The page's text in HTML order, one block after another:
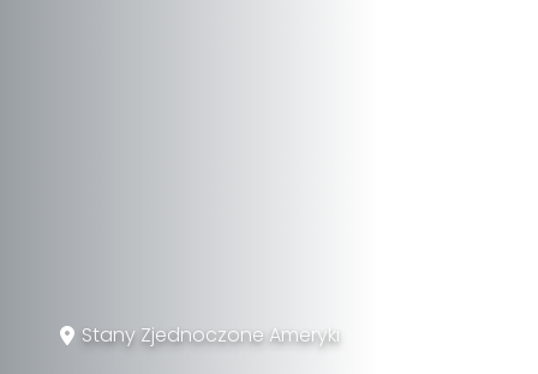
Stany Zjednoczone Ameryki